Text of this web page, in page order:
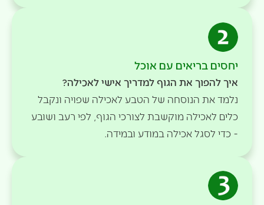
יחסים בריאים עם אוכל
איך להפוך את הגוף למדריך אישי לאכילה?
נלמד את הנוסחה של הטבע לאכילה שפויה ונקבל
כלים לאכילה מוקשבת לצורכי הגוף, לפי רעב ושובע
- כדי לסגל אכילה במודע ובמידה.